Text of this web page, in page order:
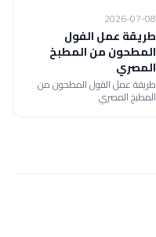
2026-07-08
طريقة عمل الفول
المطحون من المطبخ
المصري
طريقة عمل الفول المطحون من
المطبخ المصري